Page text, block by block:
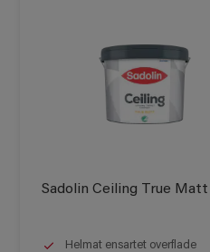
Sadolin Ceiling True Matt
Helmat ensartet overflade